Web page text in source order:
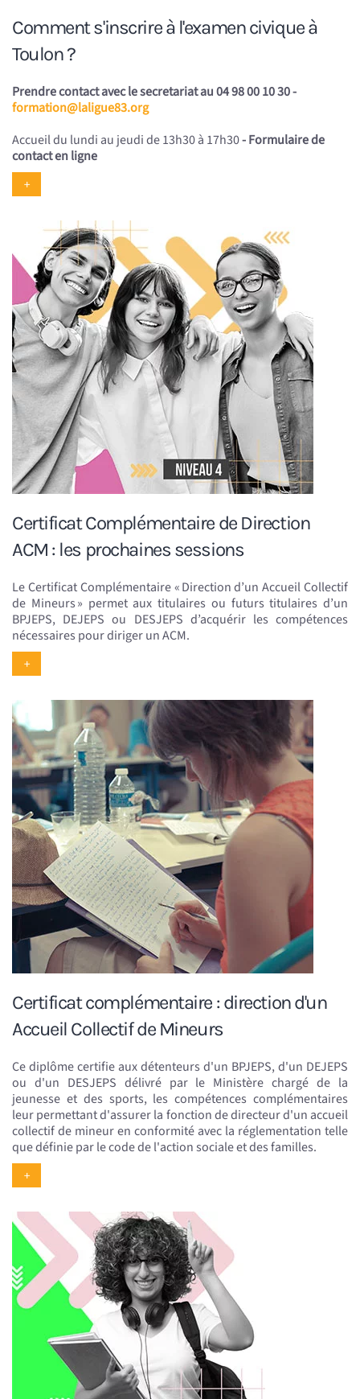
Comment s'inscrire à l'examen civique à
Toulon ?
Prendre contact avec le secretariat au 04 98 00 10 30 -
formation@laligue83.org
Accueil du lundi au jeudi de 13h30 à 17h30-Formulaire de
contact en ligne
+
Certificat Complémentaire de Direction
ACM : les prochaines sessions
Le Certificat Complémentaire « Direction d’un Accueil Collectif
de Mineurs » permet aux titulaires ou futurs titulaires d’un
BPJEPS, DEJEPS ou DESJEPS d’acquérir les compétences
nécessaires pour diriger un ACM.
+
Certificat complémentaire : direction d'un
Accueil Collectif de Mineurs
Ce diplôme certifie aux détenteurs d'un BPJEPS, d'un DEJEPS
ou d'un DESJEPS délivré par le Ministère chargé de la
jeunesse et des sports, les compétences complémentaires
leur permettant d'assurer la fonction de directeur d'un accueil
collectif de mineur en conformité avec la réglementation telle
que définie par le code de l'action sociale et des familles.
+